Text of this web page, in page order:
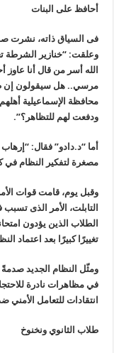
أحافظ على البنات
فى السياق ذاته، نشرت
وعلقت: “خنازير الشرطة
الله أسر من قال أنا
مرسي..هل سيقولون إن
محافظة الإسماعيلية
ودفعت لهم للتظاهر؟”.
أما “د.دادو” فقال:
مصغرة لتفكير النظام في
وقبل يوم، قامت قوات
التابلت، الأمر الذى
الطلاب الذين يؤدون
تغييرًا كبيرًا بعد اعتماد
ومثّل النظام الجديد
في مظاهرات نادرة
انتقادات للتعامل الأمني
طلاب الثانوي ونخنوخ